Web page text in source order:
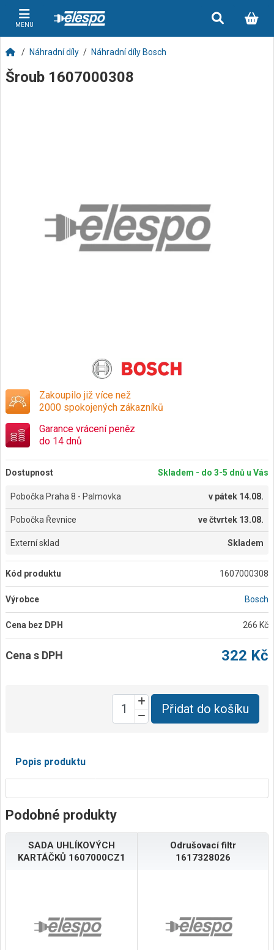
MENU
Náhradní díly Náhradní díly Bosch
Šroub 1607000308
Zakoupilo již více než
2000 spokojených zákazníků
Garance vrácení peněz
do 14 dnů
Dostupnost Skladem - do 3-5 dnů u Vás
Pobočka Praha 8 - Palmovka v pátek 14.08.
Pobočka Řevnice večtvrtek 13.08.
Externí sklad Skladem
Kód produktu 1607000308
Výrobce Bosch
Cena bez DPH 266 Kč
Cena s DPH 322 Kč
Přidat do košíku
Popis produktu
Podobné produkty
SADA UHLÍKOVÝCH
KARTÁČKŮ 1607000CZ1
Odrušovací filtr
1617328026